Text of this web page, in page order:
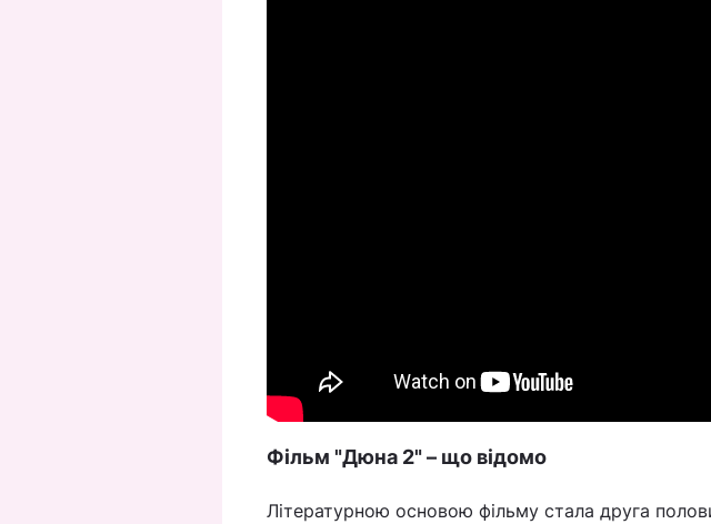
Фільм "Дюна 2" – що відомо
Літературною основою фільму стала друга